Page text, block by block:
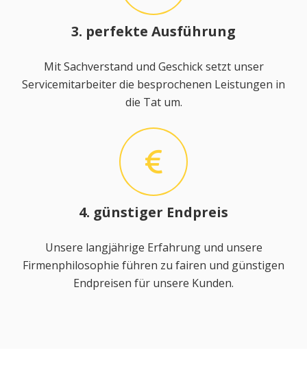
3. perfekte Ausführung
Mit Sachverstand und Geschick setzt unser
Servicemitarbeiter die besprochenen Leistungen in
die Tat um.
4. günstiger Endpreis
Unsere langjährige Erfahrung und unsere
Firmenphilosophie führen zu fairen und günstigen
Endpreisen für unsere Kunden.